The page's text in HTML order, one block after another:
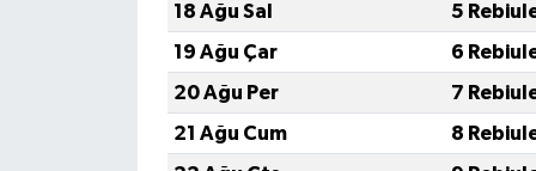
18 Ağu Sal
5
19 Ağu Çar
6
20 Ağu Per
7
21 Ağu Cum
8
Eskişehir Müftülüğü
Gaziantep Müftülüğü
Giresun Müftülüğü